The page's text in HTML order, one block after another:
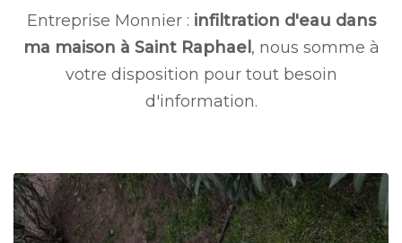
Entreprise Monnier : infiltration d'eau dans
ma maison à Saint Raphael, nous somme à
votre disposition pour tout besoin
d'information.